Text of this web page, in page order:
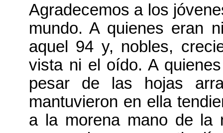
Agradecemos a los
mundo. A quienes eran
aquel 94 y, nobles,
vista ni el oído. A
pesar de las hojas
mantuvieron en ella
a la morena mano de la